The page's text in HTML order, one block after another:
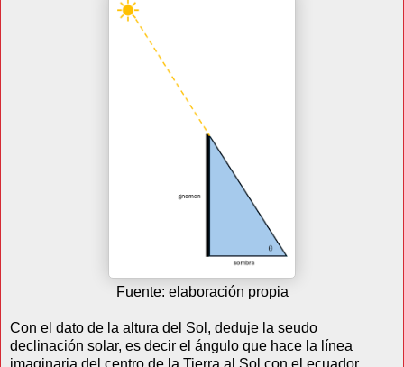
Fuente: elaboración propia
Con el dato de la altura del Sol, deduje la seudo
declinación solar, es decir el ángulo que hace la línea
imaginaria del centro de la Tierra al Sol con el ecuador